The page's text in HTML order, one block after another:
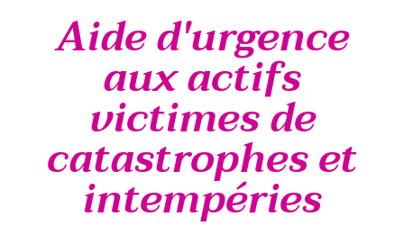
Aide d'urgence
aux actifs
victimes de
catastrophes et
intempéries